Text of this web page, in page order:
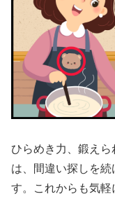
ひらめき力、鍛え
は、間違い探しを
す。これからも気軽